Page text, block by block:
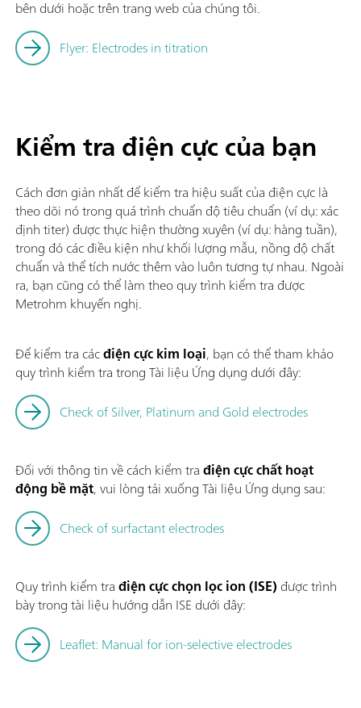
bên dưới hoặc trên trang web của chúng tôi.
Flyer: Electrodes in titration
Kiểm tra điện cực của bạn
Cách đơn giản nhất để kiểm tra hiệu suất của điện cực là
theo dõi nó trong quá trình chuẩn độ tiêu chuẩn (ví dụ: xác
định titer) được thực hiện thường xuyên (ví dụ: hàng tuần),
trong đó các điều kiện như khối lượng mẫu, nồng độ chất
chuẩn và thể tích nước thêm vào luôn tương tự nhau. Ngoài
ra, bạn cũng có thể làm theo quy trình kiểm tra được
Metrohm khuyến nghị.
Để kiểm tra cácđiện cực kim loại, bạn có thể tham khảo
quy trình kiểm tra trong Tài liệu Ứng dụng dưới đây:
Check of Silver, Platinum and Gold electrodes
Đối với thông tin về cách kiểm trađiện cực chất hoạt
động bề mặt, vui lòng tải xuống Tài liệu Ứng dụng sau:
Check of surfactant electrodes
Quy trình kiểm trađiện cực chọn lọc ion (ISE) được trình
bày trong tài liệu hướng dẫn ISE dưới đây:
Leaflet: Manual for ion-selective electrodes